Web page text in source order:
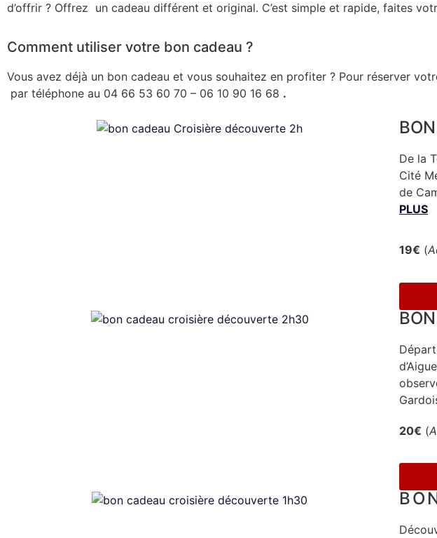
d’offrir ? Offrez un cadeau différent et original. C’est simple et rapide, faites
Comment utiliser votre bon cadeau ?
Vous avez déjà un bon cadeau et vous souhaitez en profiter ? Pour réserver
par téléphone au 04 66 53 60 70 – 06 10 90 16 68 .
De la
Cité
de
PLUS
19€ (
20€ (